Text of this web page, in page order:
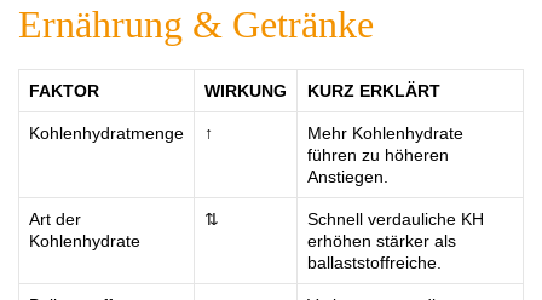
Ernährung & Getränke
FAKTOR WIRKUNG KURZ ERKLÄRT
Kohlenhydratmenge ↑
Mehr Kohlenhydrate
führen zu höheren
Anstiegen.
Art der
Kohlenhydrate
⇅
Schnell verdauliche KH
erhöhen stärker als
ballaststoffreiche.